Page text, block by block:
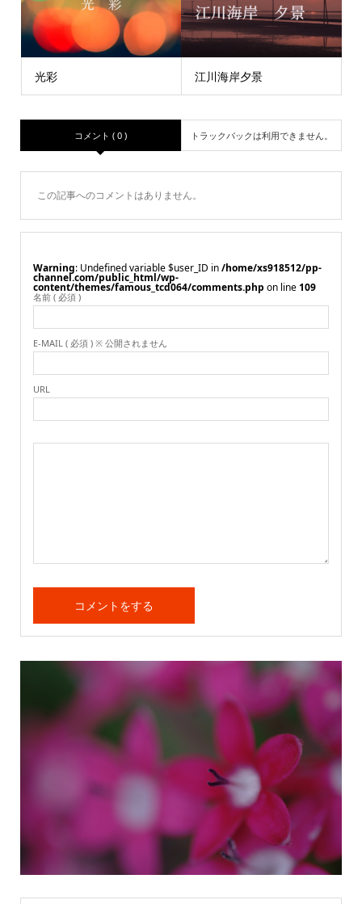
光彩 江川海岸夕景
コメント ( 0 ) トラックバックは利用できません。
この記事へのコメントはありません。
Warning : Undefined variable $user_ID in/home/xs918512/pp-
channel.com/public_html/wp-
content/themes/famous_tcd064/comments.php on line109
名前 ( 必須 )
E-MAIL ( 必須 ) ※ 公開されません
URL